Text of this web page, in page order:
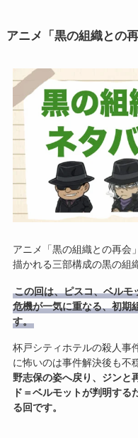
アニメ「黒の組織との
アニメ「黒の組織との再会
描かれる三部構成の黒の組
この回は、ピスコ、ベルモ
危機が一気に重なる、初期
す。
杯戸シティホテルの殺人事
に怖いのは事件解決後も不
野志保の姿へ戻り、ジンと
ド＝ベルモットが判明す
る回です。